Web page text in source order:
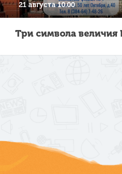
21 августа 10.00
Три символа величия